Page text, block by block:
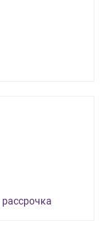
рассрочка